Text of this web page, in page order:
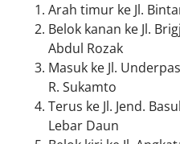
Arah timur ke Jl.
Belok kanan ke Jl.
Abdul Rozak
Masuk ke Jl.
R. Sukamto
Terus ke Jl. Jend.
Lebar Daun